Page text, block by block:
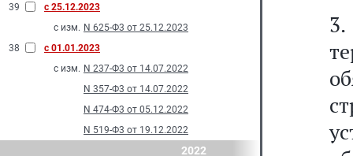
39
с 25.12.2023
с изм. N 625-Ф3 от 25.12.2023
38
с 01.01.2023
с изм. N 237-Ф3 от 14.07.2022
N 357-Ф3 от 14.07.2022
N 474-Ф3 от 05.12.2022
N 519-Ф3 от 19.12.2022
2022